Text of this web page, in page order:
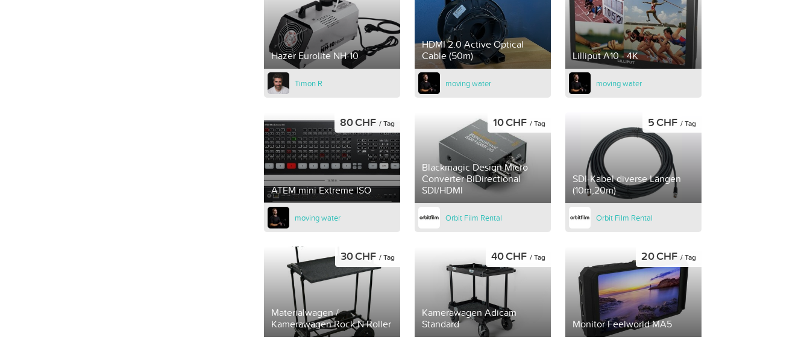
Hazer Eurolite NH-10
Timon R
HDMI 2.0 Active Optical
Cable (50m)
moving water
Lilliput A10 - 4K
moving water
ATEM mini Extreme ISO
80 CHF / Tag
moving water
Blackmagic Design Micro
Converter BiDirectional
SDI/HDMI
10 CHF / Tag
Orbit Film Rental
SDI-Kabel diverse Längen
(10m,20m)
5 CHF / Tag
Orbit Film Rental
Materialwagen /
Kamerawagen Rock N Roller
30 CHF / Tag
Kamerawagen Adicam
Standard
40 CHF / Tag
Monitor Feelworld MA5
20 CHF / Tag